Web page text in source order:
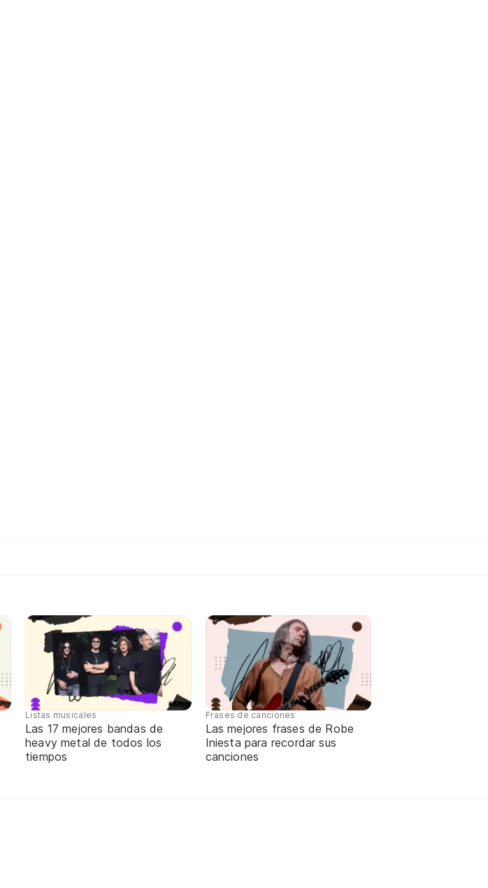
Listas musicales
Las 17 mejores bandas de
heavy metal de todos los
tiempos
Frases de canciones
Las mejores frases de Robe
Iniesta para recordar sus
canciones